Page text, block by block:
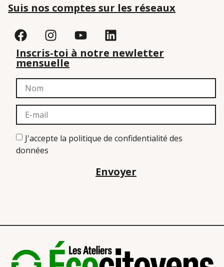
Suis nos comptes sur les réseaux
Inscris-toi à notre newletter
mensuelle
J'accepte la politique de confidentialité des
données
Envoyer